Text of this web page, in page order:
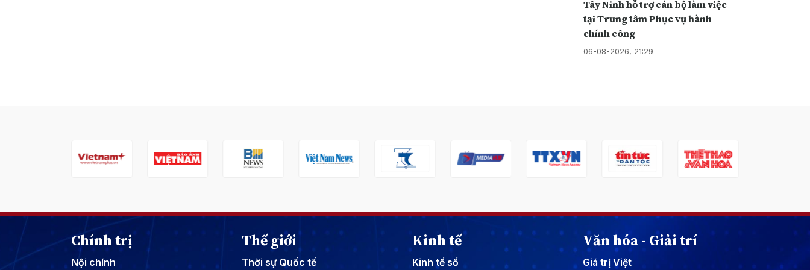
Tây Ninh hỗ trợ cán bộ làm việc
tại Trung tâm Phục vụ hành
chính công
06-08-2026, 21:29
Chính trị
Nội chính
Thế giới
Thời sự Quốc tế
Kinh tế
Kinh tế số
Văn hóa - Giải trí
Giá trị Việt